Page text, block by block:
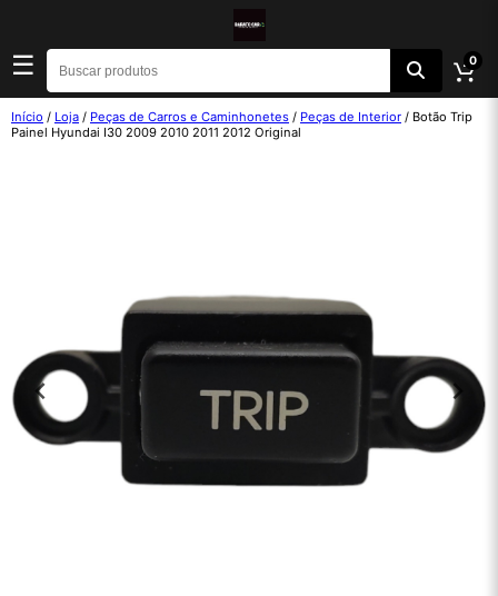
☰ 0
Início / Loja / Peças de Carros e Caminhonetes / Peças de Interior / Botão Trip
Painel Hyundai I30 2009 2010 2011 2012 Original